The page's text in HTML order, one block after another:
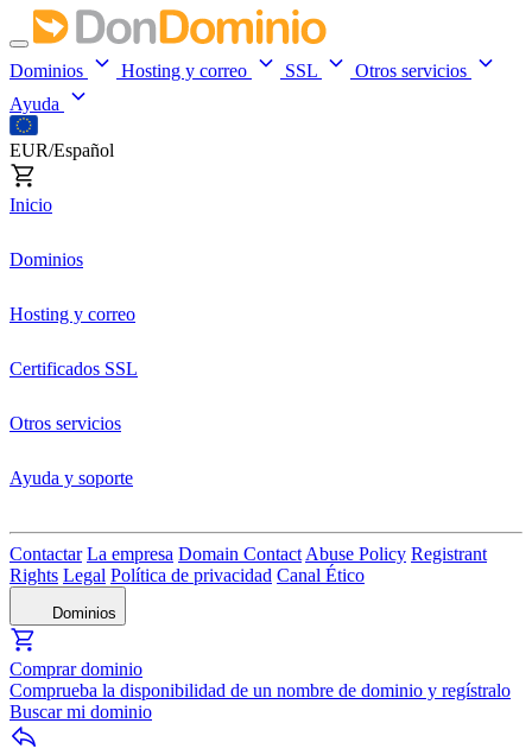
Dominios Hosting y correo SSL
Otros servicios
Ayuda
EUR/Español
Inicio
Dominios
Hosting y correo
Certificados SSL
Otros servicios
Ayuda y soporte
Contactar La empresa Domain Contact Abuse Policy Registrant
Rights Legal Política de privacidad Canal Ético
Dominios
Comprar dominio
Comprueba la disponibilidad de un nombre de dominio y regístralo
Buscar mi dominio